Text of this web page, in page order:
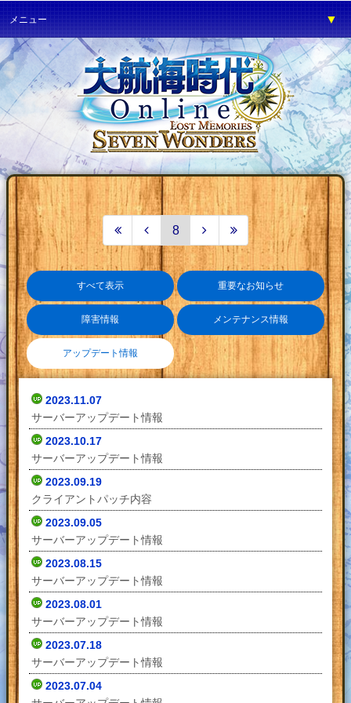
メニュー ▼
ゲーム紹介 ▼
プレイガイド ▼
サービス ▼
イベント ▼
開発の部屋 ▼
サポート ▼
ファンワールド ▼
ネットカフェ ▼
8
すべて表示 重要なお知らせ
障害情報 メンテナンス情報
アップデート情報
2023.11.07
サーバーアップデート情報
2023.10.17
サーバーアップデート情報
2023.09.19
クライアントパッチ内容
2023.09.05
サーバーアップデート情報
2023.08.15
サーバーアップデート情報
2023.08.01
サーバーアップデート情報
2023.07.18
サーバーアップデート情報
2023.07.04